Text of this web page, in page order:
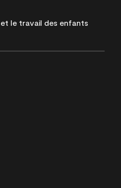
le travail des enfants